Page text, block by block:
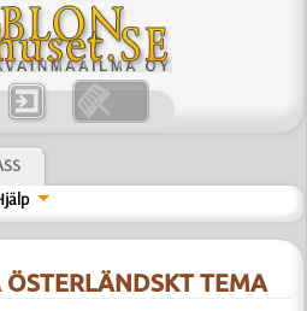
ÖSTERLÄNDSKT TEMA